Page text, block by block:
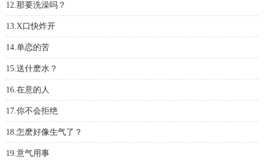
12.那要洗澡吗？
13.X口快炸开
14.单恋的苦
15.送什麽水？
16.在意的人
17.你不会拒绝
18.怎麽好像生气了？
19.意气用事